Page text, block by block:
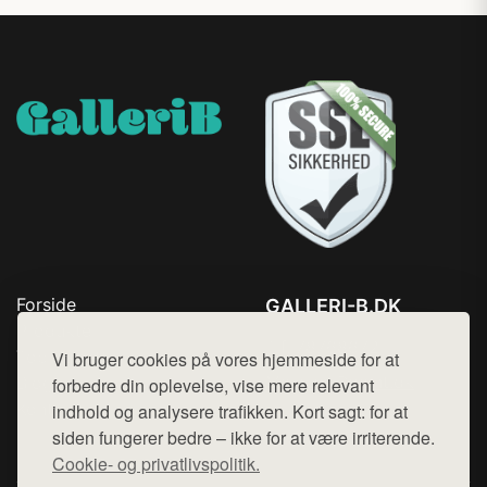
Vi bruger cookies på vores hjemmeside for at
forbedre din oplevelse, vise mere relevant
indhold og analysere trafikken. Kort sagt: for at
siden fungerer bedre – ikke for at være irriterende.
Cookie- og privatlivspolitik.
Forside
Top Rabatter
Blog
Kontakt
GALLERI-B.DK
Mail: hej@want.dk
Cookie- og privatlivspolitik